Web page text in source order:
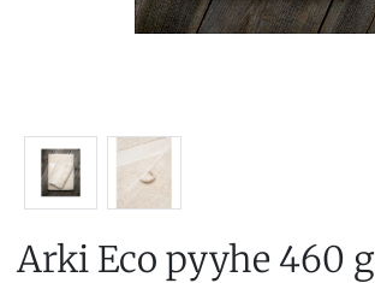
Arki Eco pyyhe 460 g